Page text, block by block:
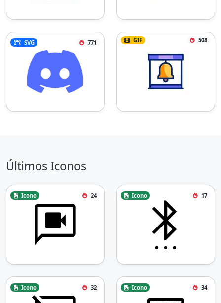
SVG 771 GIF 508
Últimos Iconos
Icono 24 Icono 17
Icono 32 Icono 34